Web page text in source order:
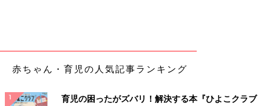
――出産後、すぐに「臍帯ヘルニア」の手術をされたんですか？
久保：はい。祐人の場合は7回手術を繰り返して、臓器をおなか
赤ちゃん・育児の人気記事ランキング
育児の困ったがズバリ！解決する本『ひよこクラブ